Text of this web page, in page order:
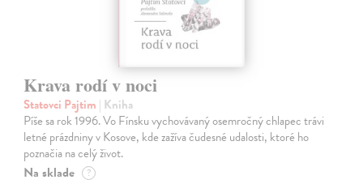
Krava rodí v noci
Statovci Pajtim | Kniha
Píše sa rok 1996. Vo Fínsku vychovávaný osemročný chlapec trávi
letné prázdniny v Kosove, kde zažíva čudesné udalosti, ktoré ho
poznačia na celý život.
Na sklade ?